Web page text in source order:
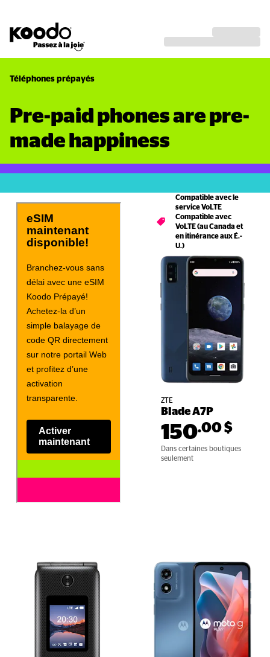
Téléphones prépayés
Pre-paid phones are pre-
made happiness
Compatible avec le
service VoLTE
Compatible avec
VoLTE (au Canada et
en itinérance aux É.-
U.)
ZTE
Blade A7P
150.00$
Dans certaines boutiques
seulement